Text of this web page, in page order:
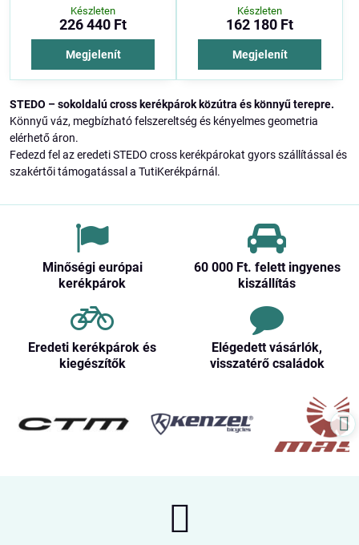
Készleten
226 440 Ft
Megjelenít
Készleten
162 180 Ft
Megjelenít
STEDO – sokoldalú cross kerékpárok közútra és könnyű terepre.
Könnyű váz, megbízható felszereltség és kényelmes geometria
elérhető áron.
Fedezd fel az eredeti STEDO cross kerékpárokat gyors szállítással és
szakértői támogatással a TutiKerékpárnál.
Minőségi európai
kerékpárok
60 000 Ft​. felett ingyenes
kiszállítás
Eredeti kerékpárok és
kiegészítők
Elégedett vásárlók,
visszatérő családok